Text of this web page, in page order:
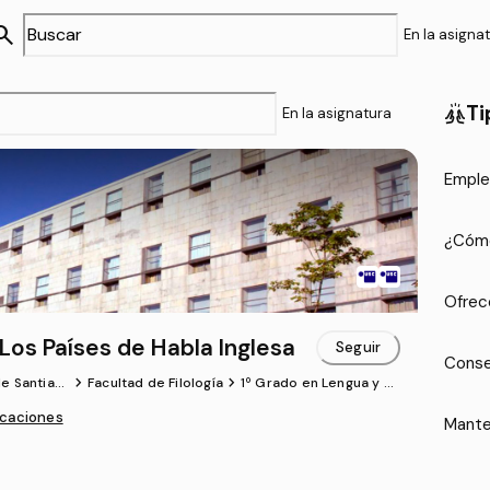
En la asignatura
Países de Habla Inglesa Seguir
Santiag
chevron_forwardFacultad de Filologíachevron_forward 1º Grado en Lengua y Lit
cheer
En la